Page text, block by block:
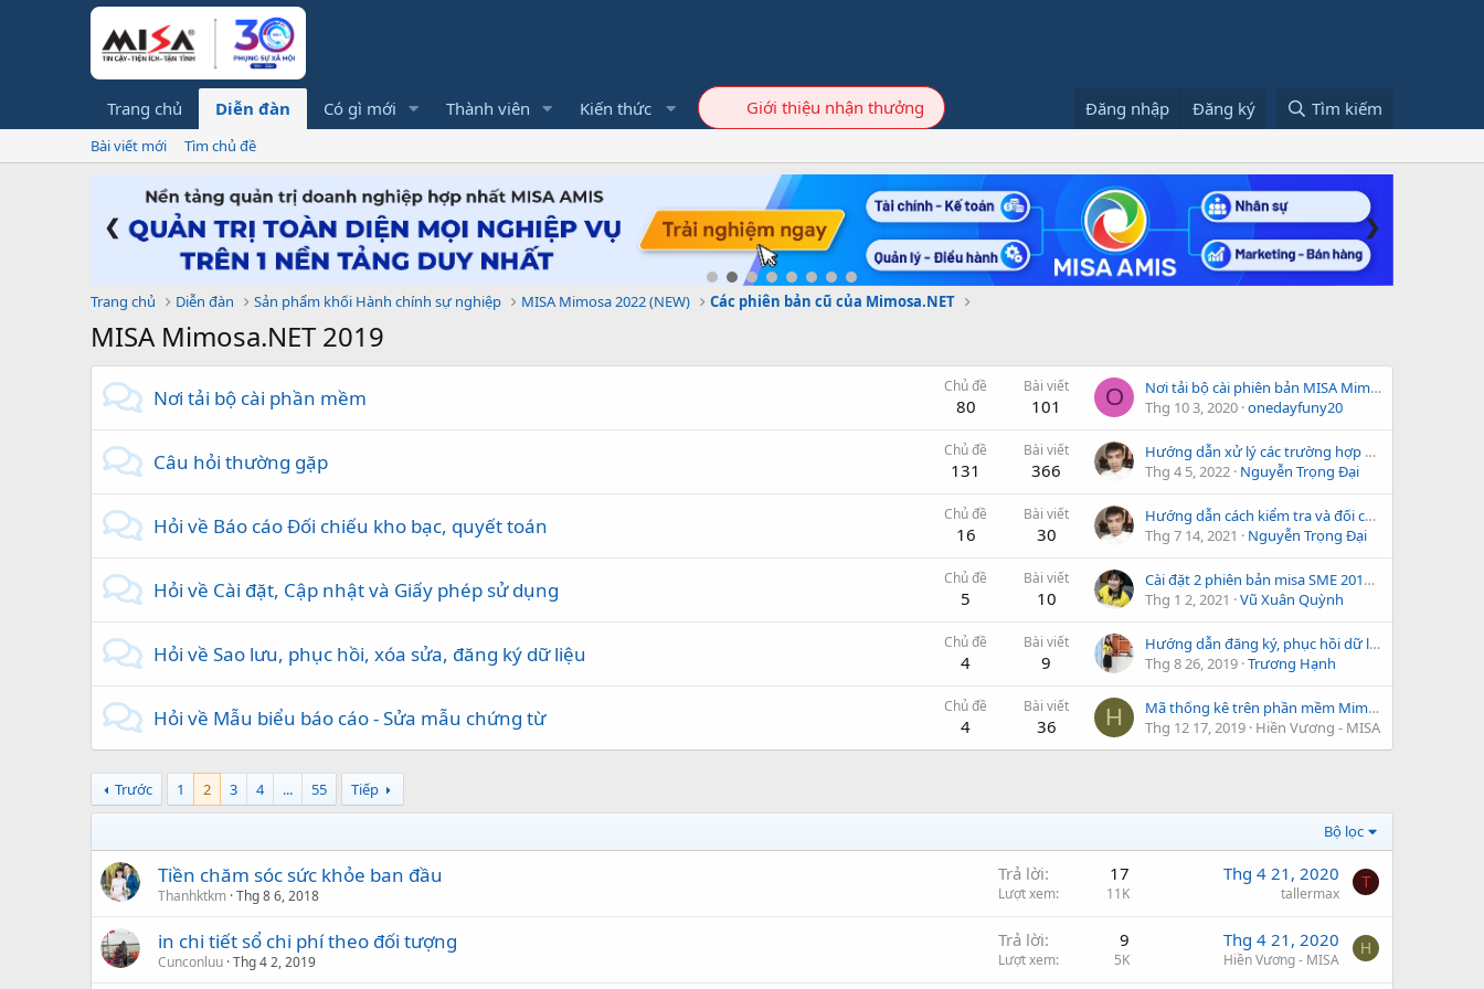
Trang chủ Diễn đàn Có gì mới Thành viên Kiến thức Giới thiệu nhận thưởng Đăng nhập Đăng ký Tìm kiếm
Bài viết mới Tìm chủ đề
❮ ❯
Trang chủ Diễn đàn Sản phẩm khối Hành chính sự nghiệp MISA Mimosa 2022 (NEW) Các phiên bản cũ của Mimosa.NET
MISA Mimosa.NET 2019
Nơi tải bộ cài phần mềm Chủ đề
80
Bài viết
101 O
Nơi tải bộ cài phiên bản MISA Mimosa.NET cũ hơn và MISA Mimosa.NET X1
Thg 10 3, 2020 onedayfuny20
Câu hỏi thường gặp Chủ đề
131
Bài viết
366
Hướng dẫn xử lý các trường hợp ghi sổ chứng từ báo lỗi
Thg 4 5, 2022 Nguyễn Trọng Đại
Hỏi về Báo cáo Đối chiếu kho bạc, quyết toán Chủ đề
16
Bài viết
30
Hướng dẫn cách kiểm tra và đối chiếu số liệu trên mẫu số 01
Thg 7 14, 2021
Nguyễn Trọng Đại
Hỏi về Cài đặt, Cập nhật và Giấy phép sử dụng Chủ đề
5
Bài viết
10
Cài đặt 2 phiên bản misa SME 2017 bản R38 và R43 trên một máy tinh
Thg 1 2, 2021
Vũ Xuân Quỳnh
Hỏi về Sao lưu, phục hồi, xóa sửa, đăng ký dữ liệu Chủ đề
4
Bài viết
9
Hướng dẫn đăng ký, phục hồi dữ liệu trên phần mềm MISA Mimosa.NET 2019
Thg 8 26, 2019 Trương Hạnh
Hỏi về Mẫu biểu báo cáo - Sửa mẫu chứng từ Chủ đề
4
Bài viết
36 H
Mã thống kê trên phần mềm Mimosa 2019
Thg 12 17, 2019 Hiền Vương - MISA
Trước 1 2 3 4 ... 55 Tiếp
Bộ lọc
Tiền chăm sóc sức khỏe ban đầu
Thanhktkm Thg 8 6, 2018
Trả lời 17
Lượt xem 11K
Thg 4 21, 2020
tallermax
T
in chi tiết sổ chi phí theo đối tượng
Cunconluu Thg 4 2, 2019
Trả lời 9
Lượt xem 5K
Thg 4 21, 2020
Hiền Vương - MISA
H